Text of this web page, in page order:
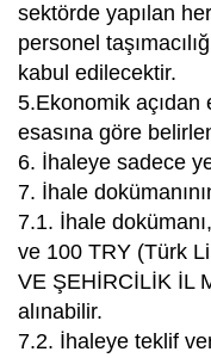
sektörde yapılan
personel
kabul edilecektir.
5.Ekonomik açıdan
esasına göre
6. İhaleye sadece
7. İhale
7.1. İhale
ve 100 TRY (Türk
VE ŞEHİRCİLİK İL
alınabilir.
7.2. İhaleye teklif